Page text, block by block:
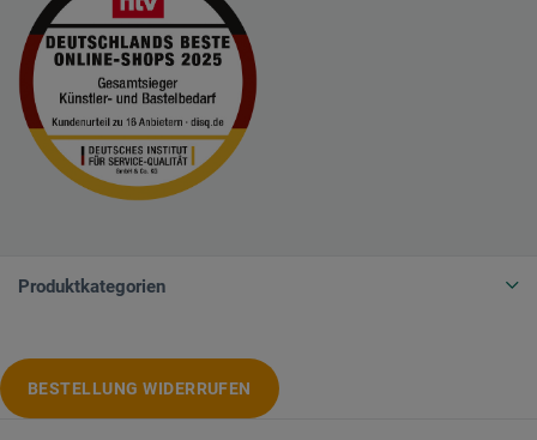
Produktkategorien
BESTELLUNG WIDERRUFEN